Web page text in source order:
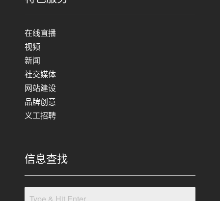
在线直播
视频
新闻
社交媒体
网站建设
品牌创意
义工招聘
信息查找